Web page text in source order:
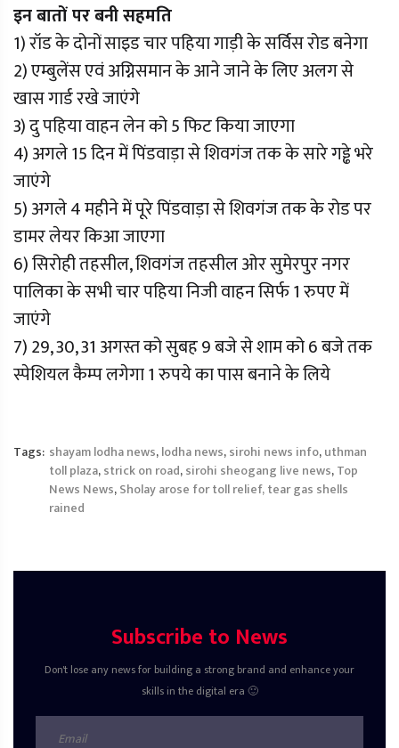
इन बातों पर बनी सहमति
1) रॉड के दोनों साइड चार पहिया गाड़ी के सर्विस रोड बनेगा
2) एम्बुलेंस एवं अग्निसमान के आने जाने के लिए अलग से
खास गार्ड रखे जाएंगे
3) दु पहिया वाहन लेन को 5 फिट किया जाएगा
4) अगले 15 दिन में पिंडवाड़ा से शिवगंज तक के सारे गड्ढे भरे
जाएंगे
5) अगले 4 महीने में पूरे पिंडवाड़ा से शिवगंज तक के रोड पर
डामर लेयर किआ जाएगा
6) सिरोही तहसील, शिवगंज तहसील ओर सुमेरपुर नगर
पालिका के सभी चार पहिया निजी वाहन सिर्फ 1 रुपए में
जाएंगे
7) 29, 30, 31 अगस्त को सुबह 9 बजे से शाम को 6 बजे तक
स्पेशियल कैम्प लगेगा 1 रुपये का पास बनाने के लिये
Tags: shayam lodha news,lodha news,sirohi news info,uthman
toll plaza,strick on road,sirohi sheogang live news,Top
News News,Sholay arose for toll relief, tear gas shells
rained
Subscribe to News
Don't lose any news for building a strong brand and enhance your
skills in the digital era 🙂